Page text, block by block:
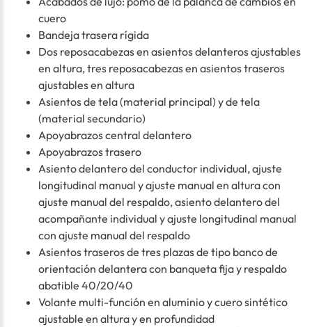
cuero
Bandeja trasera rígida
Dos reposacabezas en asientos delanteros ajustables
en altura, tres reposacabezas en asientos traseros
ajustables en altura
Asientos de tela (material principal) y de tela
(material secundario)
Apoyabrazos central delantero
Apoyabrazos trasero
Asiento delantero del conductor individual, ajuste
longitudinal manual y ajuste manual en altura con
ajuste manual del respaldo, asiento delantero del
acompañante individual y ajuste longitudinal manual
con ajuste manual del respaldo
Asientos traseros de tres plazas de tipo banco de
orientación delantera con banqueta fija y respaldo
abatible 40/20/40
Volante multi-función en aluminio y cuero sintético
ajustable en altura y en profundidad